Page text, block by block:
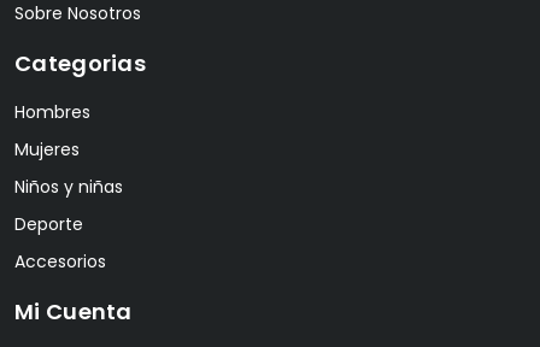
Sobre Nosotros
Categorias
Hombres
Mujeres
Niños y niñas
Deporte
Accesorios
Mi Cuenta